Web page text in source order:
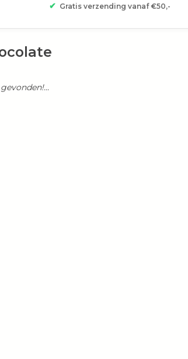
✔ Gratis verzending vanaf €50,-